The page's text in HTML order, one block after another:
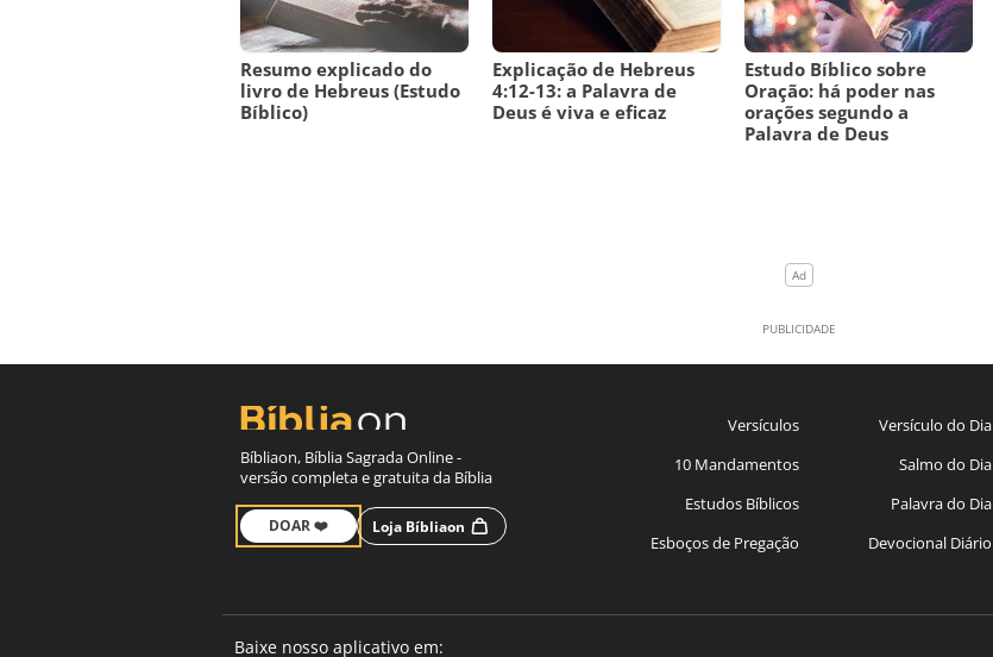
Resumo explicado do
livro de Hebreus (Estudo
Bíblico)
Explicação de Hebreus
4:12-13: a Palavra de
Deus é viva e eficaz
Estudo Bíblico sobre
Oração: há poder nas
orações segundo a
Palavra de Deus
Bíbliaon, Bíblia Sagrada Online -
versão completa e gratuita da Bíblia
DOAR ❤️ Loja Bíbliaon
Versículos
10 Mandamentos
Estudos Bíblicos
Esboços de Pregação
Versículo do Dia
Salmo do Dia
Palavra do Dia
Devocional Diário
Baixe nosso aplicativo em: